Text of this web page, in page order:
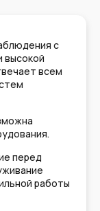
с
высокой
всем
перед
работы